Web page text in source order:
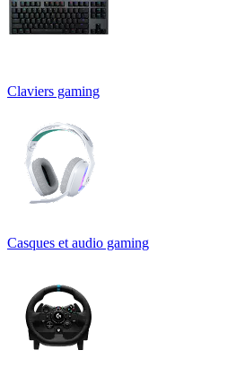
Claviers gaming
Casques et audio gaming